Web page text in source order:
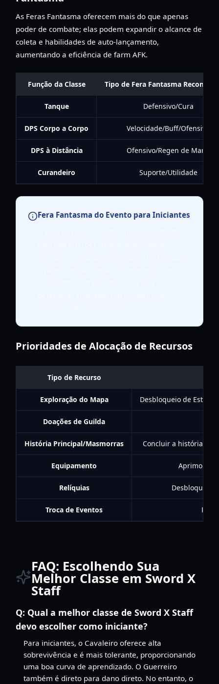
As Feras Fantasma oferecem mais do que apenas
poder de combate; elas podem expandir o alcance de
coleta e habilidades de auto-lançamento,
aumentando a eficiência de farm AFK.
Função da Classe Tipo de Fera Fantasma
Tanque Defensivo/Cura
DPS Corpo a Corpo Velocidade/Buff/Ofensivo
DPS à Distância Ofensivo/Regen de Mana
Curandeiro Suporte/Utilidade
Fera Fantasma do Evento para Iniciantes
Prioridades de Alocação de Recursos
Tipo de Recurso
Exploração do Mapa Desbloqueio de
Doações de Guilda
História Principal/Masmorras Concluir a história
Equipamento
Relíquias Desbloquear
Troca de Eventos
FAQ: Escolhendo Sua
Melhor Classe em Sword X
Staff
Q: Qual a melhor classe de Sword X Staff
devo escolher como iniciante?
Para iniciantes, o Cavaleiro oferece alta
sobrevivência e é mais tolerante, proporcionando
uma boa curva de aprendizado. O Guerreiro
também é direto para dano direto. No entanto, o